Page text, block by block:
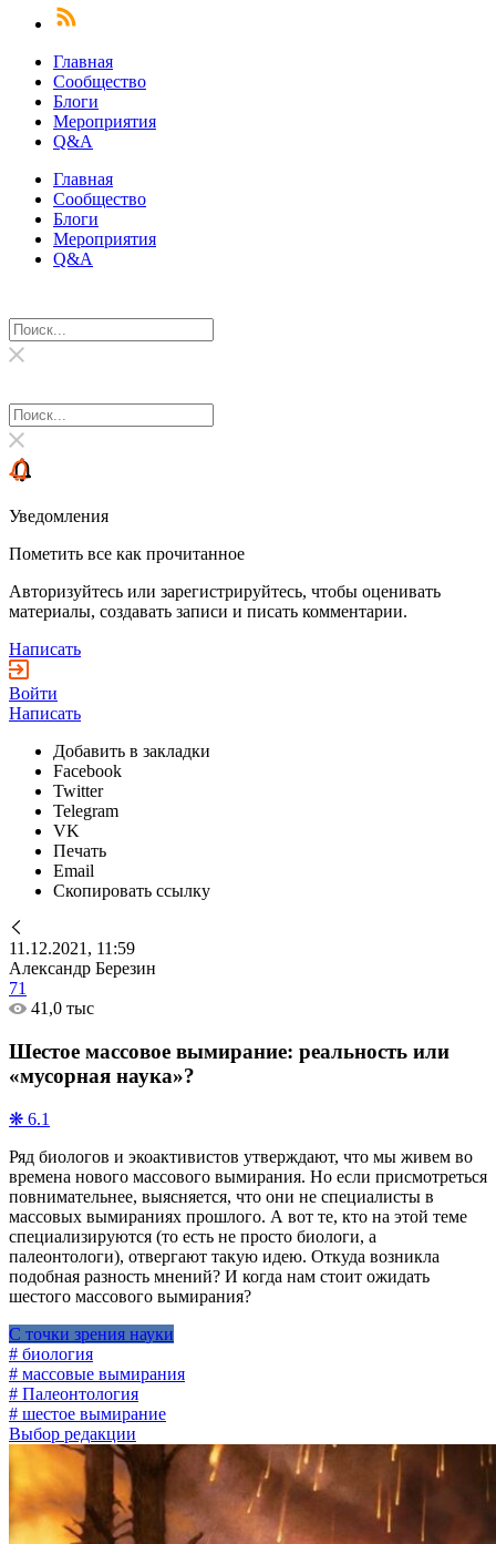
Главная
Сообщество
Блоги
Мероприятия
Q&A
Главная
Сообщество
Блоги
Мероприятия
Q&A
Уведомления
Пометить все как прочитанное
Авторизуйтесь или зарегистрируйтесь, чтобы оценивать
материалы, создавать записи и писать комментарии.
Написать
Войти
Написать
Добавить в закладки
Facebook
Twitter
Telegram
VK
Печать
Email
Скопировать ссылку
11.12.2021, 11:59
Александр Березин
71
41,0 тыс
Шестое массовое вымирание: реальность или
«мусорная наука»?
❋ 6.1
Ряд биологов и экоактивистов утверждают, что мы живем во
времена нового массового вымирания. Но если присмотреться
повнимательнее, выясняется, что они не специалисты в
массовых вымираниях прошлого. А вот те, кто на этой теме
специализируются (то есть не просто биологи, а
палеонтологи), отвергают такую идею. Откуда возникла
подобная разность мнений? И когда нам стоит ожидать
шестого массового вымирания?
С точки зрения науки
# биология
# массовые вымирания
# Палеонтология
# шестое вымирание
Выбор редакции